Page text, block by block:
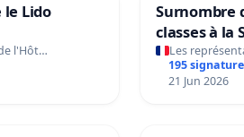
Lido
l'Hôt…
Surnombre
classes à la
Les
195
21 Jun 2026